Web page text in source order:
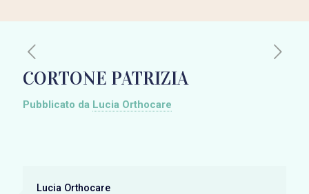
CORTONE PATRIZIA
Pubblicato da Lucia Orthocare
Lucia Orthocare